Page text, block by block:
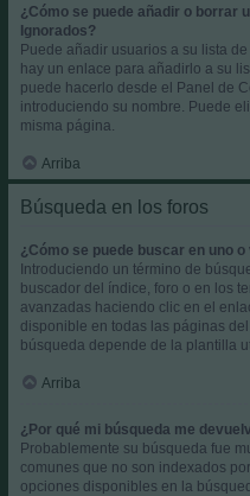
¿Cómo se puede añadir o borrar
Ignorados?
Puede añadir usuarios a su lista
hay un enlace para añadirlo a su
puede hacerlo desde el Panel de
introduciendo su nombre. Puede
misma página.
Arriba
Búsqueda en los foros
¿Cómo se puede buscar en uno
Introduciendo un término de
buscador del índice, foro o en los
avanzadas haciendo clic en el
disponible en todas las páginas
búsqueda depende de la plantilla
Arriba
¿Por qué mi búsqueda me
Probablemente su búsqueda fue
comunes que no son indexados
opciones disponibles en la